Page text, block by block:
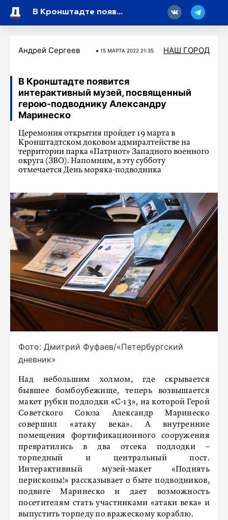
В Кронштадте появится интерактивный музей, посвященный герою-подводнику Александру Маринеско
Андрей Сергеев 15 МАРТA 2022 21:35 НАШ ГОРОД
В Кронштадте появится
интерактивный музей, посвященный
герою-подводнику Александру
Маринеско
Церемония открытия пройдет 19 марта в
Кронштадтском доковом адмиралтействе на
территории парка «Патриот» Западного военного
округа (ЗВО). Напомним, в эту субботу
отмечается День моряка-подводника
Фото: Дмитрий Фуфаев/«Петербургский
дневник»
Над небольшим холмом, где скрывается
бывшее бомбоубежище, теперь возвышается
макет рубки подлодки «С-13», на которой Герой
Советского Союза Александр Маринеско
совершил «атаку века». А внутренние
помещения фортификационного сооружения
превратились в два отсека подлодки –
торпедный и центральный пост.
Интерактивный музей-макет «Поднять
перископы!» рассказывает о быте подводников,
подвиге Маринеско и дает возможность
посетителям стать участниками «атаки века» и
выпустить торпеду по вражескому кораблю.